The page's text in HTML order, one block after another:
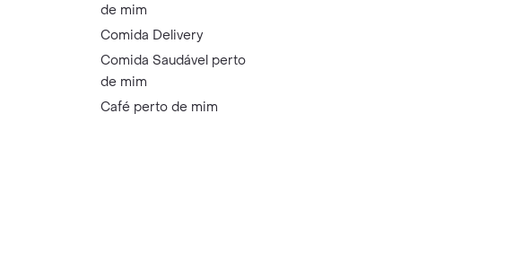
de mim
Comida Delivery
Comida Saudável perto
de mim
Café perto de mim